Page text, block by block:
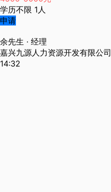
学历不限 1人
申请
余先生 · 经理
嘉兴九源人力资源开发有限公司
14:32